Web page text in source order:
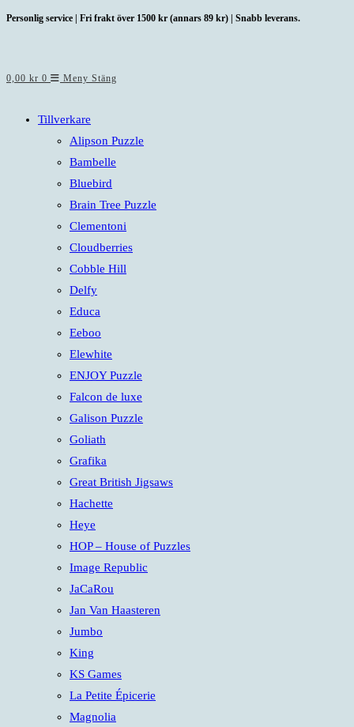
Hoppa
Personlig service | Fri frakt över 1500 kr (annars 89 kr) | Snabb leverans.
0,00 kr 0 Meny Stäng
Tillverkare
Alipson Puzzle
Bambelle
Bluebird
Brain Tree Puzzle
Clementoni
Cloudberries
Cobble Hill
Delfy
Educa
Eeboo
Elewhite
ENJOY Puzzle
Falcon de luxe
Galison Puzzle
Goliath
Grafika
Great British Jigsaws
Hachette
Heye
HOP – House of Puzzles
Image Republic
JaCaRou
Jan Van Haasteren
Jumbo
King
KS Games
La Petite Épicerie
Magnolia